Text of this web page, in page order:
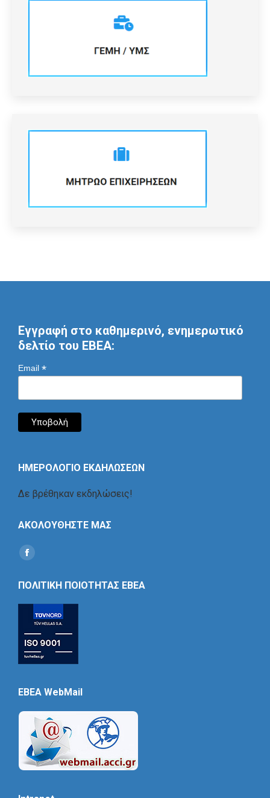
Εγγραφή στο καθημερινό, ενημερωτικό
δελτίο του ΕΒΕΑ:
Email *
ΗΜΕΡΟΛΟΓΙΟ ΕΚΔΗΛΩΣΕΩΝ
Δε βρέθηκαν εκδηλώσεις!
ΑΚΟΛΟΥΘΗΣΤΕ ΜΑΣ
Find us on:
Social
ΠΟΛΙΤΙΚΗ ΠΟΙΟΤΗΤΑΣ ΕΒΕΑ
EBEA WebMail